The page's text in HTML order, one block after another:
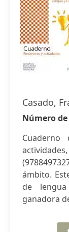
Casado,
Número
actividades,
ámbito.
de
ganadora